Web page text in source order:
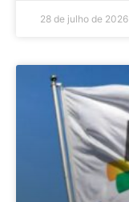
28 de julho de 2026